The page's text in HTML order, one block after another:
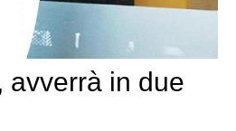
avverrà in due